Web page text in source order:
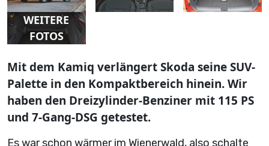
WEITERE
FOTOS
Mit dem Kamiq verlängert Skoda seine SUV-
Palette in den Kompaktbereich hinein. Wir
haben den Dreizylinder-Benziner mit 115 PS
und 7-Gang-DSG getestet.
Es war schon wärmer im Wienerwald, also schalte